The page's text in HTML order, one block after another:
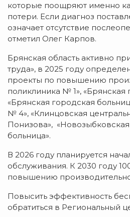
которые поощряют именно
потери. Если диагноз
означает отсутствие
отметил Олег Карпов.
Брянская область активно
труда», в 2025 году
проекты по повышению
поликлиника № 1»,
«Брянская городская
№ 4», «Клинцовская
Понизова»,
больница».
В 2026 году планируется
обслуживания. К 2030 году
повышению
Повысить эффективность
обратиться в Региональный